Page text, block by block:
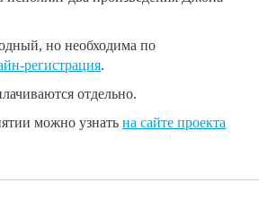
но необходима по
регистрация.
отдельно.
можно узнать на сайте проекта